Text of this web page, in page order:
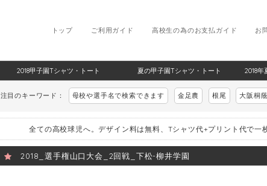
お
高校生の為のお支払ガイド
ご利用ガイド
トップ
2018甲子園Tシャツ・トート 夏の甲子園Tシャツ・トート 2018
注目のキーワード： 母校や選手名で検索できます 金足農 根尾 大阪桐蔭
全ての高校球児へ。デザイン料は無料、Tシャツ代+プリント代で一
2018_選手権山口大会_2回戦_下松-柳井学園